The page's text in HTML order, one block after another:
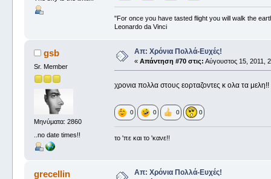
"For once you have tasted flight you will walk the
Leonardo da Vinci
gsb
Sr. Member
Μηνύματα: 2860
..no date times!!
Απ: Χρόνια Πολλά-Ευχές!
« Απάντηση #70 στις: Αύγουστος 15, 2011,
χρονια πολλα στους εορταζοντες κ ολα τα
0 0 0 0
το 'πε και το 'κανε!!
grecellin Απ: Χρόνια Πολλά-Ευχές!